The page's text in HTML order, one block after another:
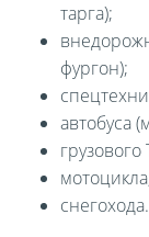
тарга);
фургон);
автобуса
грузового
снегохода.